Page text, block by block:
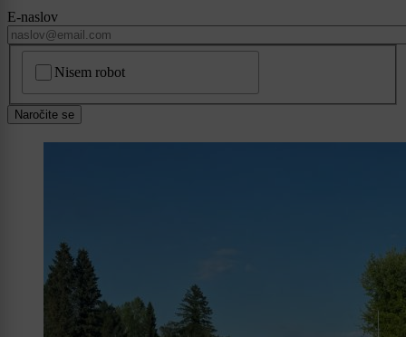
E-naslov
Nisem robot
Naročite se